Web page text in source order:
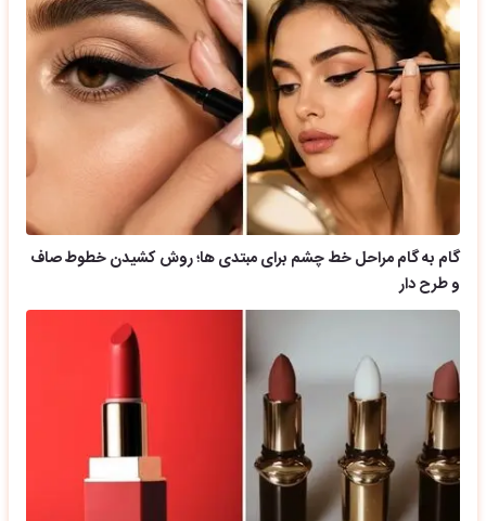
گام به گام مراحل خط چشم برای مبتدی ها؛ روش کشیدن خطوط صاف
و طرح دار